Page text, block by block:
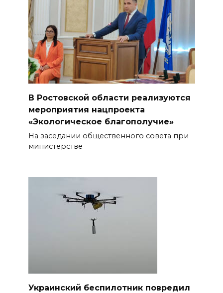
В Ростовской области реализуются
мероприятия нацпроекта
«Экологическое благополучие»
На заседании общественного совета при
министерстве
Украинский беспилотник повредил